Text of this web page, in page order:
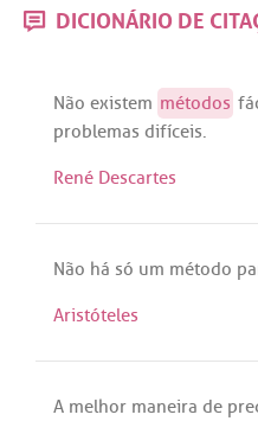
DICIONÁRIO DE
Não existem métodos
problemas difíceis.
René Descartes
Não há só um método
Aristóteles
A melhor maneira de